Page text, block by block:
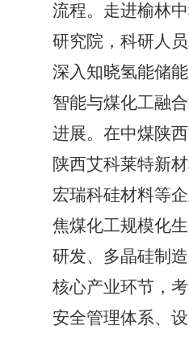
流程。走进榆林
研究院，科研人
深入知晓氢能储
智能与煤化工融
进展。在中煤陕西
陕西艾科莱特新
宏瑞科硅材料等
焦煤化工规模化
研发、多晶硅制
核心产业环节，
安全管理体系、